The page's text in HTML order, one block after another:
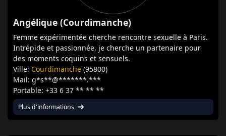
Angélique (Courdimanche)
Femme expérimentée cherche rencontre sexuelle à Paris.
Intrépide et passionnée, je cherche un partenaire pour
des moments coquins et sensuels.
Ville: Courdimanche (95800)
Mail: g*s**@*******.***
Portable: +33 6 37 ** ** **
Plus d'informations